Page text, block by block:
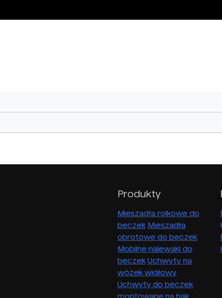
Produkty
Mieszadła rolkowe do
beczek Mieszadła
obrotowe do beczek
Mobilne nalewaki do
beczek Uchwyty na
wózek widłowy
Uchwyty do beczek
montowane na hak